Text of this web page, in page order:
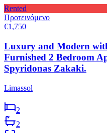
Rented
Προτεινόμενο
€1,750
Luxury and Modern
Furnished 2 Bedroom
Spyridonas Zakaki.
Limassol
2
2